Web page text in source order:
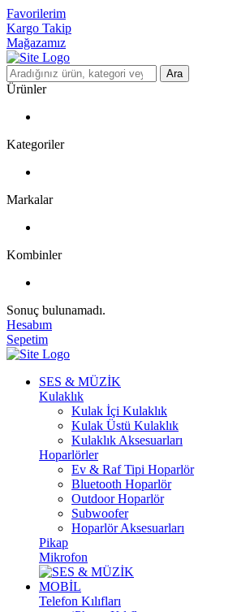
Favorilerim
Kargo Takip
Mağazamız
Ara
Ürünler
Kategoriler
Markalar
Kombinler
Sonuç bulunamadı.
Hesabım
Sepetim
SES & MÜZİK
Kulaklık
Kulak İçi Kulaklık
Kulak Üstü Kulaklık
Kulaklık Aksesuarları
Hoparlörler
Ev & Raf Tipi Hoparlör
Bluetooth Hoparlör
Outdoor Hoparlör
Subwoofer
Hoparlör Aksesuarları
Pikap
Mikrofon
MOBİL
Telefon Kılıfları